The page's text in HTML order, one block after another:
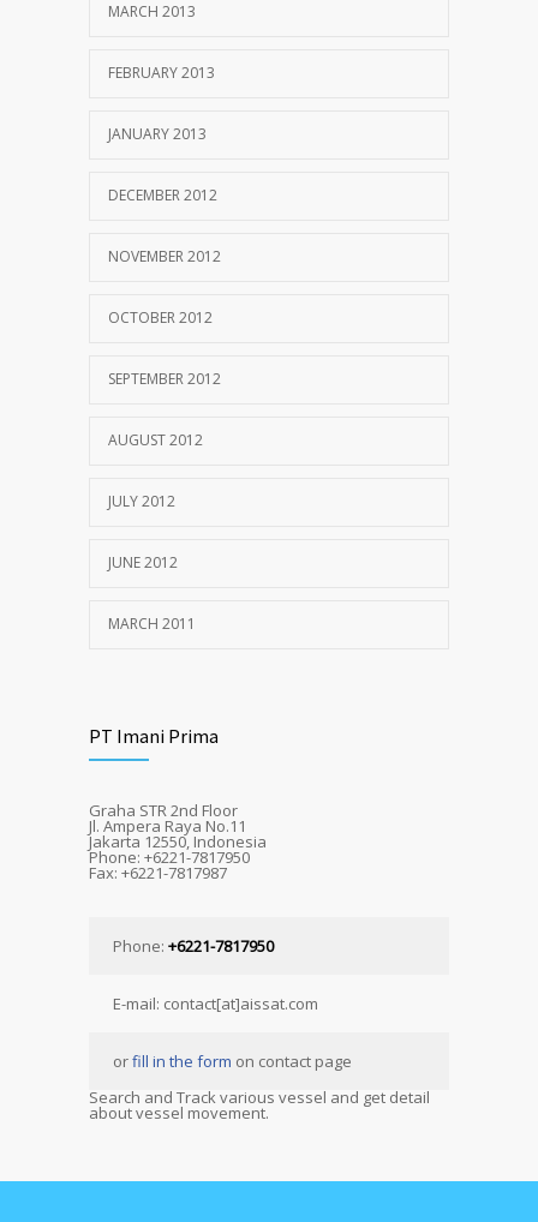
MARCH 2013
FEBRUARY 2013
JANUARY 2013
DECEMBER 2012
NOVEMBER 2012
OCTOBER 2012
SEPTEMBER 2012
AUGUST 2012
JULY 2012
JUNE 2012
MARCH 2011
PT Imani Prima
Graha STR 2nd Floor
Jl. Ampera Raya No.11
Jakarta 12550, Indonesia
Phone: +6221-7817950
Fax: +6221-7817987
Phone: +6221-7817950
E-mail: contact[at]aissat.com
orfill in the form on contact page
Search and Track various vessel and get detail
about vessel movement.